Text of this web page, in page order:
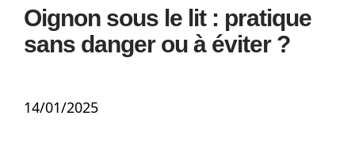
Oignon sous le lit : pratique
sans danger ou à éviter ?
14/01/2025